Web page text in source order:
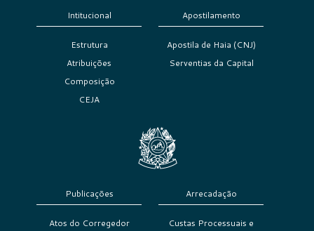
Intitucional
Estrutura
Atribuições
Composição
CEJA
Apostilamento
Apostila de Haia (CNJ)
Serventias da Capital
Publicações
Atos do Corregedor
Arrecadação
Custas Processuais e